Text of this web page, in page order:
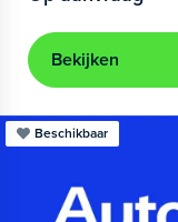
Bekijken
Beschikbaar